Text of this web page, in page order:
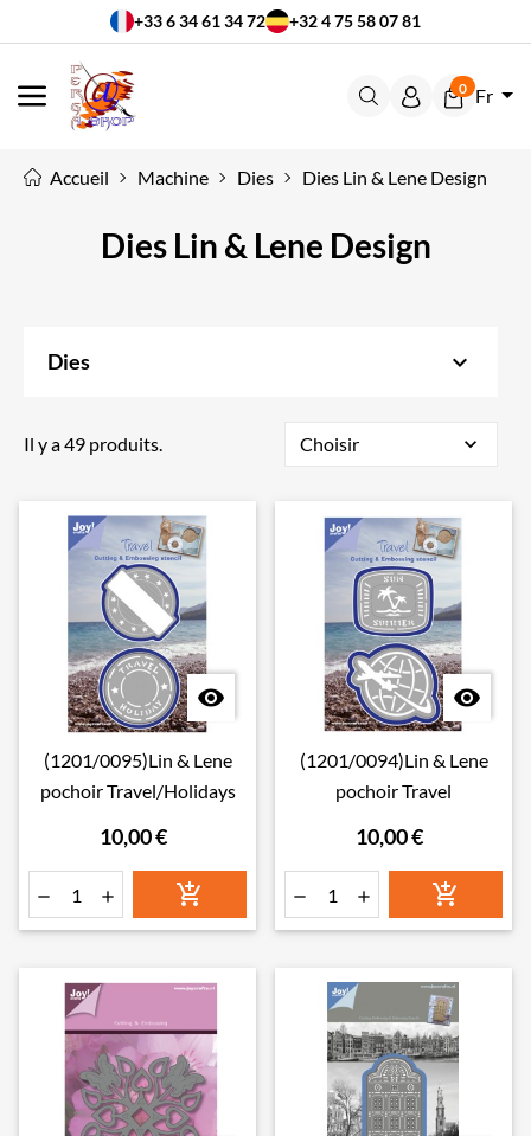
+33 6 34 61 34 72 +32 4 75 58 07 81
MENU
0 Fr
Accueil Machine Dies Dies Lin & Lene Design
Dies Lin & Lene Design
Dies keyboard_arrow_down
Il y a 49 produits. Choisir expand_more

(1201/0095)Lin & Lene
pochoir Travel/Holidays
10,00 €
  

(1201/0094)Lin & Lene
pochoir Travel
10,00 €
  